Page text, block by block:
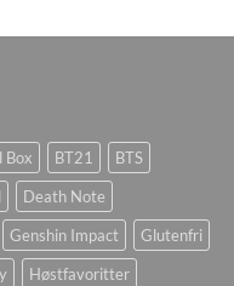
Box BT21
BTS
Death Note
Genshin Impact
Glutenfri
Høstfavoritter